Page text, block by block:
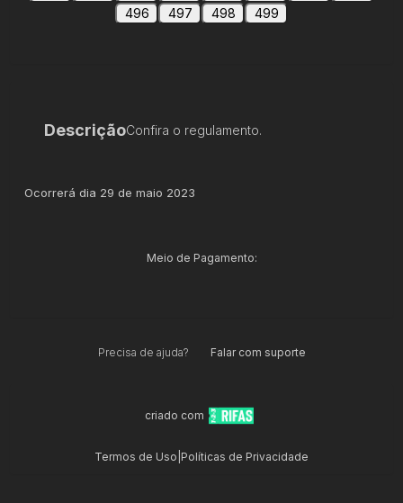
496
497 498 499
DescriçãoConfira o regulamento.
Ocorrerá dia 29 de maio 2023
Meio de Pagamento:
Precisa de ajuda? Falar com suporte
criado com
Termos de Uso Políticas de Privacidade